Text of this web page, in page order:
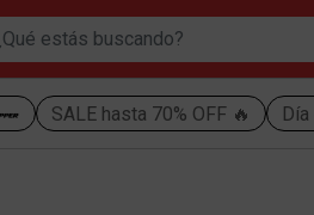
SALE hasta 70% OFF 🔥